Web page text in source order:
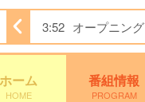
3:52 オープニング
ホーム
HOME
番組情報
PROGRAM